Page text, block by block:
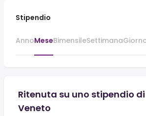
Stipendio
AnnoMeseBimensileSettimana
Ritenuta su uno stipendio
Veneto